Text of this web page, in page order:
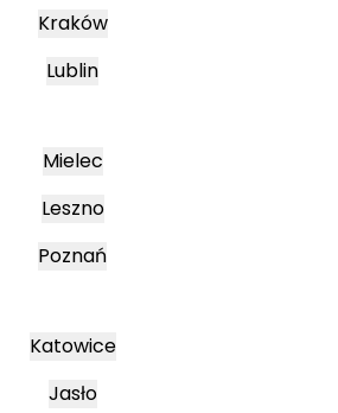
Kraków
Lublin
Mielec
Leszno
Poznań
Katowice
Jasło